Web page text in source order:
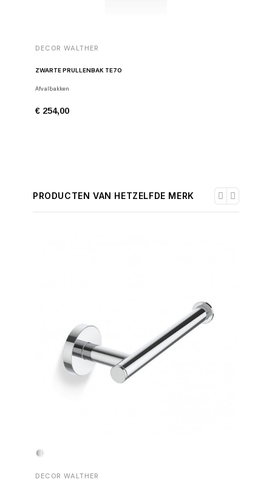
DECOR WALTHER
ZWARTE PRULLENBAK TE70
Afvalbakken
€ 254,00
PRODUCTEN VAN HETZELFDE MERK
DECOR WALTHER